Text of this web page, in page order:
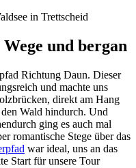
in Trettscheid
und bergan
Richtung Daun. Dieser
und machte uns
direkt am Hang
Wald hindurch. Und
ging es auch mal
romantische Stege über das
war ideal, uns an das
Start für unsere Tour